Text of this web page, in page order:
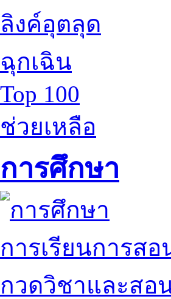
ลิงค์อุตลุด
ฉุกเฉิน
Top 100
ช่วยเหลือ
การศึกษา
การเรียนการสอ
กวดวิชาและสอ